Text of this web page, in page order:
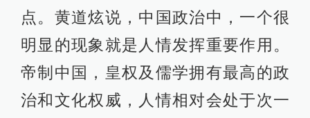
点。黄道炫说，中国政治中，一个很
明显的现象就是人情发挥重要作用。
帝制中国，皇权及儒学拥有最高的政
治和文化权威，人情相对会处于次一